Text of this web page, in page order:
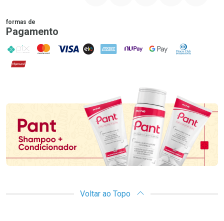
formas de
Pagamento
PIX MasterCard
VISA ELO AMEX NuPay Google PayDiners Club
Hipercard
Promoção em Destaque
Voltar ao Topo